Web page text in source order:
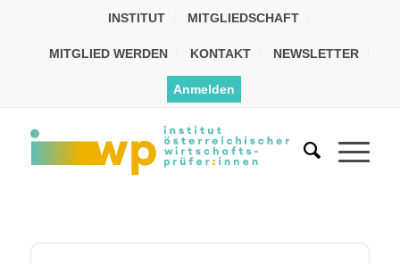
INSTITUT MITGLIEDSCHAFT
MITGLIED WERDEN KONTAKT NEWSLETTER
Anmelden